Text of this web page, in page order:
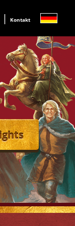
| Kontakt